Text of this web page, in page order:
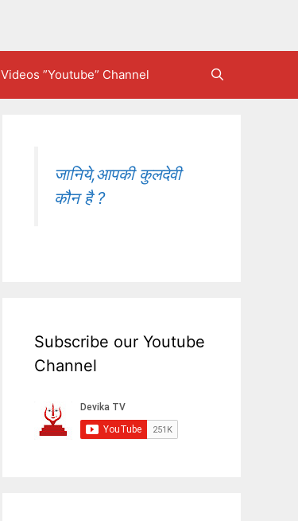
Videos ”Youtube” Channel
जानिये,आपकी कुलदेवी
कौन है ?
Subscribe our Youtube
Channel